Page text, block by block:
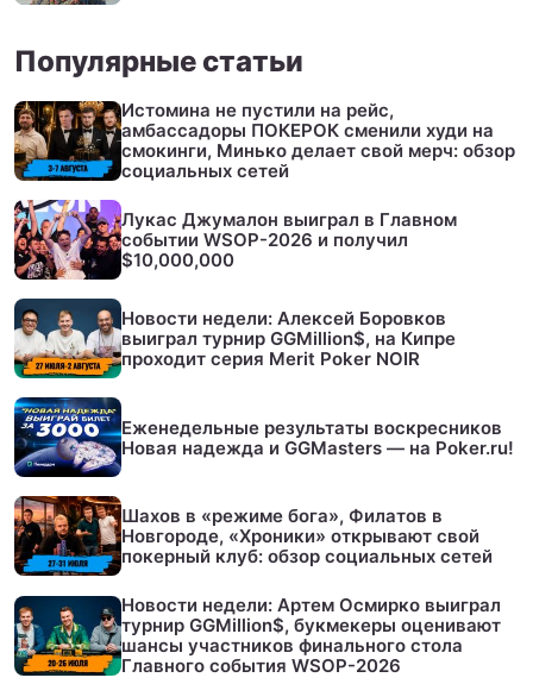
Популярные статьи
Истомина не пустили на рейс,
амбассадоры ПОКЕРОК сменили худи на
смокинги, Минько делает свой мерч: обзор
социальных сетей
Лукас Джумалон выиграл в Главном
событии WSOP-2026 и получил
$10,000,000
Новости недели: Алексей Боровков
выиграл турнир GGMillion$, на Кипре
проходит серия Merit Poker NOIR
Еженедельные результаты воскресников
Новая надежда и GGMasters — на Poker.ru!
Шахов в «режиме бога», Филатов в
Новгороде, «Хроники» открывают свой
покерный клуб: обзор социальных сетей
Новости недели: Артем Осмирко выиграл
турнир GGMillion$, букмекеры оценивают
шансы участников финального стола
Главного события WSOP-2026